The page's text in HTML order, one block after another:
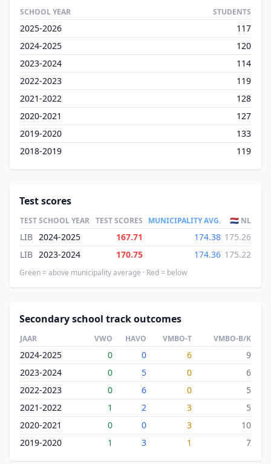
SCHOOL YEAR STUDENTS
2025-2026
117
2024-2025
120
2023-2024
114
2022-2023
119
2021-2022
128
2020-2021
127
2019-2020
133
2018-2019
119
Test scores
TESTSCHOOL YEAR TEST SCORES MUNICIPALITY AVG. 🇳🇱 NL
LIB 2024-2025 167.71 174.38 175.26
LIB 2023-2024 170.75 174.36 175.22
Green = above municipality average · Red = below
Secondary school track outcomes
JAAR VWO HAVO VMBO-T VMBO-B/K
2024-2025 0 0 6
9
2023-2024
0 5 0
6
2022-2023
0 6 0
5
2021-2022
1 2 3
5
2020-2021
0 0 3
10
2019-2020
1 3 1 7